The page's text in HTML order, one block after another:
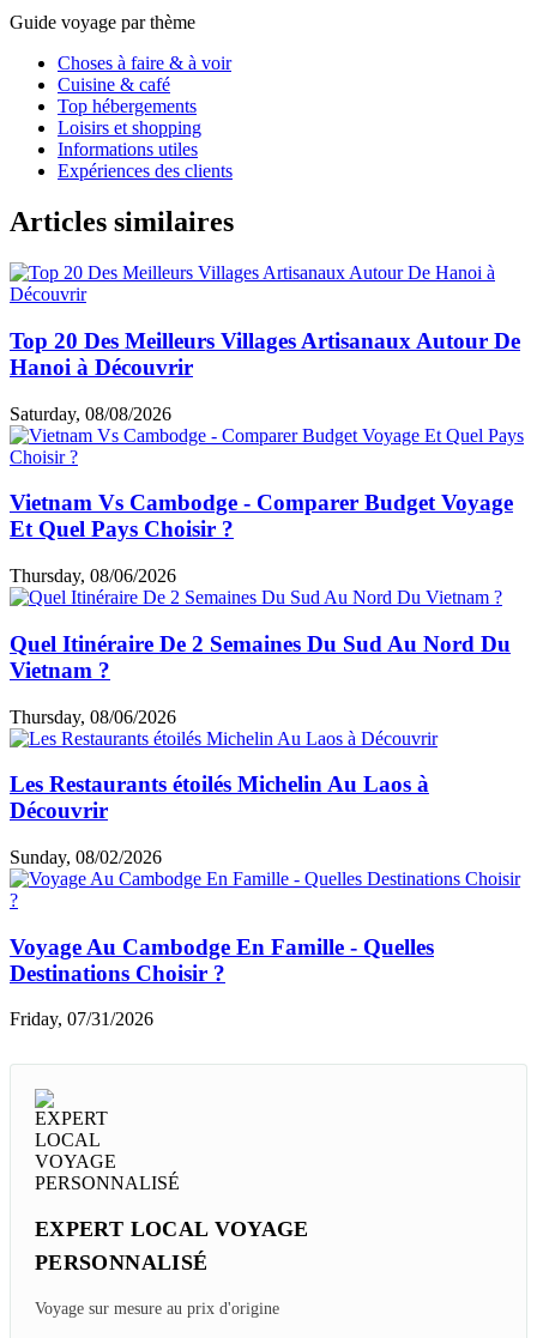
Guide voyage par thème
Choses à faire & à voir
Cuisine & café
Top hébergements
Loisirs et shopping
Informations utiles
Expériences des clients
Articles similaires
Top 20 Des Meilleurs Villages Artisanaux Autour De
Hanoi à Découvrir
Saturday, 08/08/2026
Vietnam Vs Cambodge - Comparer Budget Voyage
Et Quel Pays Choisir ?
Thursday, 08/06/2026
Quel Itinéraire De 2 Semaines Du Sud Au Nord Du
Vietnam ?
Thursday, 08/06/2026
Les Restaurants étoilés Michelin Au Laos à
Découvrir
Sunday, 08/02/2026
Voyage Au Cambodge En Famille - Quelles
Destinations Choisir ?
Friday, 07/31/2026
EXPERT LOCAL VOYAGE
PERSONNALISÉ
Voyage sur mesure au prix d'origine